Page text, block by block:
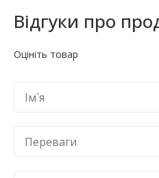
Відгуки про
Оцініть товар